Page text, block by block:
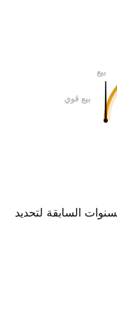
بيع
بيع قوي
السابقة لتحديد